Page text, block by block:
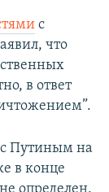
с
что
в ответ
с Путиным на
в конце